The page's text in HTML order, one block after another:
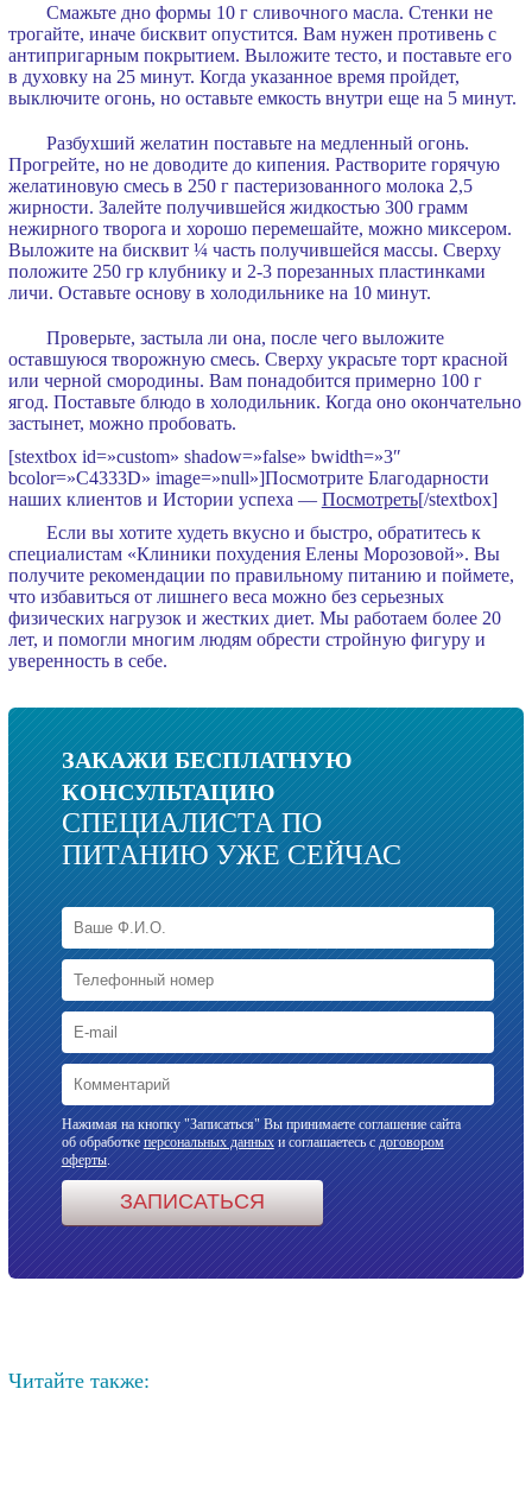
Смажьте дно формы 10 г сливочного масла. Стенки не
трогайте, иначе бисквит опустится. Вам нужен противень с
антипригарным покрытием. Выложите тесто, и поставьте его
в духовку на 25 минут. Когда указанное время пройдет,
выключите огонь, но оставьте емкость внутри еще на 5 минут.
Разбухший желатин поставьте на медленный огонь.
Прогрейте, но не доводите до кипения. Растворите горячую
желатиновую смесь в 250 г пастеризованного молока 2,5
жирности. Залейте получившейся жидкостью 300 грамм
нежирного творога и хорошо перемешайте, можно миксером.
Выложите на бисквит ¼ часть получившейся массы. Сверху
положите 250 гр клубнику и 2-3 порезанных пластинками
личи. Оставьте основу в холодильнике на 10 минут.
Проверьте, застыла ли она, после чего выложите
оставшуюся творожную смесь. Сверху украсьте торт красной
или черной смородины. Вам понадобится примерно 100 г
ягод. Поставьте блюдо в холодильник. Когда оно окончательно
застынет, можно пробовать.
[stextbox id=»custom» shadow=»false» bwidth=»3″
bcolor=»C4333D» image=»null»]Посмотрите Благодарности
наших клиентов и Истории успеха — Посмотреть[/stextbox]
Если вы хотите худеть вкусно и быстро, обратитесь к
специалистам «Клиники похудения Елены Морозовой». Вы
получите рекомендации по правильному питанию и поймете,
что избавиться от лишнего веса можно без серьезных
физических нагрузок и жестких диет. Мы работаем более 20
лет, и помогли многим людям обрести стройную фигуру и
уверенность в себе.
ЗАКАЖИ БЕСПЛАТНУЮ
КОНСУЛЬТАЦИЮ
СПЕЦИАЛИСТА ПО
ПИТАНИЮ УЖЕ СЕЙЧАС
Нажимая на кнопку "Записаться" Вы принимаете соглашение сайта
об обработке персональных данныхи соглашаетесь с договором
оферты.
Читайте также: